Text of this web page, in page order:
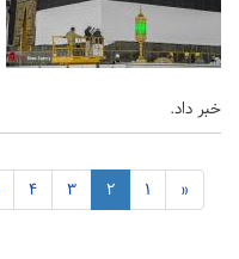
خبر داد.
«
1
2
3
4